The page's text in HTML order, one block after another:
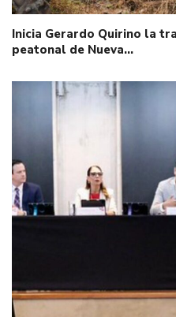
Inicia Gerardo Quirino la
peatonal de Nueva…